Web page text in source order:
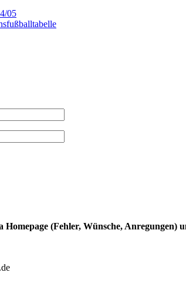
05
Homepage (Fehler, Wünsche,